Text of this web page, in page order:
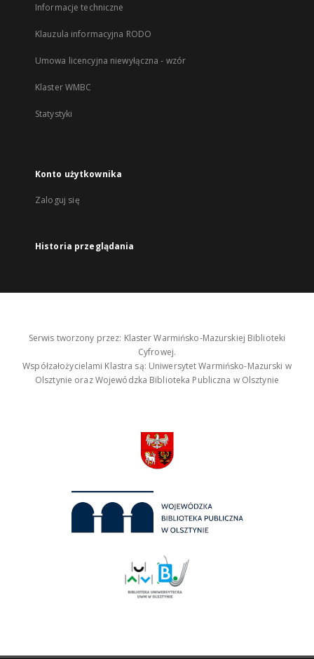
Informacje techniczne
Klauzula informacyjna RODO
Umowa licencyjna niewyłączna - wzór
Klaster WMBC
Statystyki
Konto użytkownika
Zaloguj się
Historia przeglądania
Serwis tworzony przez: Klaster Warmińsko-Mazurskiej Biblioteki
Cyfrowej.
Współzałożycielami Klastra są: Uniwersytet Warmińsko-Mazurski w
Olsztynie oraz Wojewódzka Biblioteka Publiczna w Olsztynie